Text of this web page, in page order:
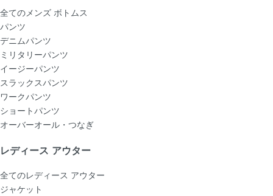
全てのメンズ ボトムス
パンツ
デニムパンツ
ミリタリーパンツ
イージーパンツ
スラックスパンツ
ワークパンツ
ショートパンツ
オーバーオール・つなぎ
レディース アウター
全てのレディース アウター
ジャケット